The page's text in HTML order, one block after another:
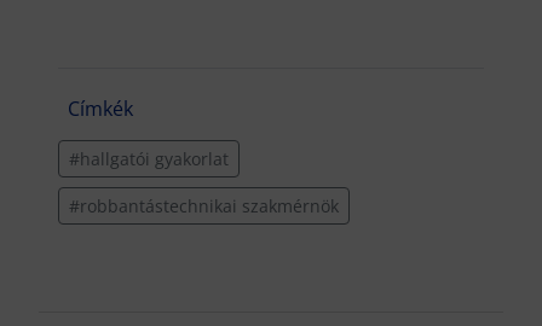
Címkék
#hallgatói gyakorlat
#robbantástechnikai szakmérnök